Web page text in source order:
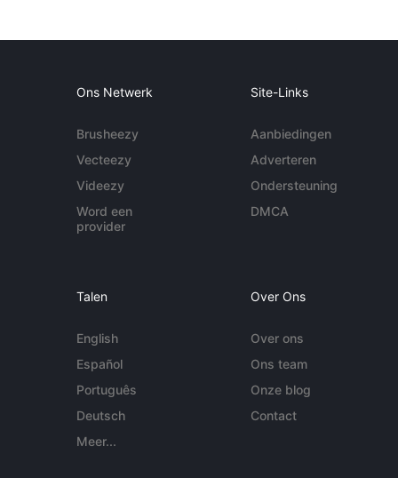
Ons Netwerk
Brusheezy
Vecteezy
Videezy
Word een
provider
Site-Links
Aanbiedingen
Adverteren
Ondersteuning
DMCA
Talen
English
Español
Português
Deutsch
Meer...
Over Ons
Over ons
Ons team
Onze blog
Contact